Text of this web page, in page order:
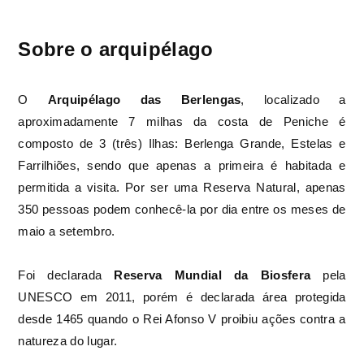
Sobre o arquipélago
O Arquipélago das Berlengas, localizado a
aproximadamente 7 milhas da costa de Peniche é
composto de 3 (três) Ilhas: Berlenga Grande, Estelas e
Farrilhiões, sendo que apenas a primeira é habitada e
permitida a visita. Por ser uma Reserva Natural, apenas
350 pessoas podem conhecê-la por dia entre os meses de
maio a setembro.
Foi declarada Reserva Mundial da Biosferapela
UNESCO em 2011, porém é declarada área protegida
desde 1465 quando o Rei Afonso V proibiu ações contra a
natureza do lugar.